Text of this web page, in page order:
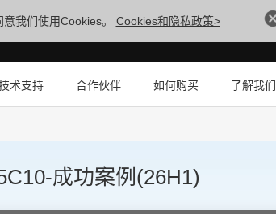
我们使用Cookies。 Cookies和隐私政策>
术支持 合作伙伴 如何购买 了解我们
成功案例(26H1)